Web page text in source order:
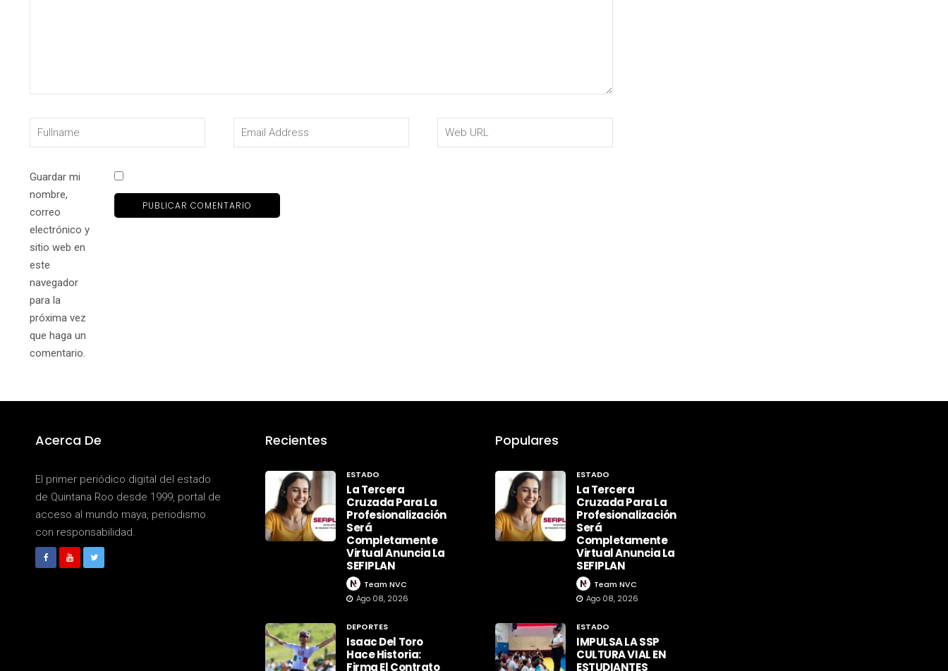
Guardar mi
nombre,
correo
electrónico y
sitio web en
este
navegador
para la
próxima vez
que haga un
comentario.
Acerca De
El primer periódico digital del estado
de Quintana Roo desde 1999, portal de
acceso al mundo maya, periodismo
con responsabilidad.
Recientes
ESTADO
La Tercera
Cruzada Para La
Profesionalización
Será
Completamente
Virtual Anuncia La
SEFIPLAN
Team NVC
Ago 08, 2026
DEPORTES
Isaac Del Toro
Hace Historia:
Firma El Contrato
Populares
ESTADO
La Tercera
Cruzada Para La
Profesionalización
Será
Completamente
Virtual Anuncia La
SEFIPLAN
Team NVC
Ago 08, 2026
ESTADO
IMPULSA LA SSP
CULTURA VIAL EN
ESTUDIANTES